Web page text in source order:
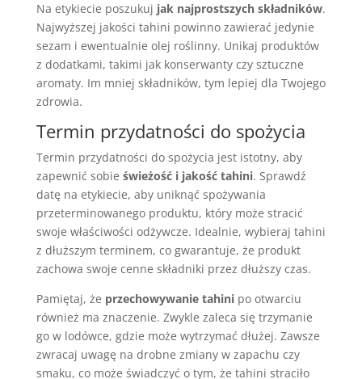
Na etykiecie poszukuj jak najprostszych składników.
Najwyższej jakości tahini powinno zawierać jedynie
sezam i ewentualnie olej roślinny. Unikaj produktów
z dodatkami, takimi jak konserwanty czy sztuczne
aromaty. Im mniej składników, tym lepiej dla Twojego
zdrowia.
Termin przydatności do spożycia
Termin przydatności do spożycia jest istotny, aby
zapewnić sobie świeżość i jakość tahini. Sprawdź
datę na etykiecie, aby uniknąć spożywania
przeterminowanego produktu, który może stracić
swoje właściwości odżywcze. Idealnie, wybieraj tahini
z dłuższym terminem, co gwarantuje, że produkt
zachowa swoje cenne składniki przez dłuższy czas.
Pamiętaj, że przechowywanie tahinipo otwarciu
również ma znaczenie. Zwykle zaleca się trzymanie
go w lodówce, gdzie może wytrzymać dłużej. Zawsze
zwracaj uwagę na drobne zmiany w zapachu czy
smaku, co może świadczyć o tym, że tahini straciło